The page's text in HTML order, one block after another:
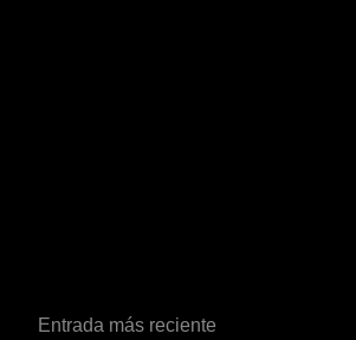
Entrada más reciente